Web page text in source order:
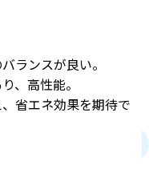
ランスが良い。
、高性能。
省エネ効果を期待で